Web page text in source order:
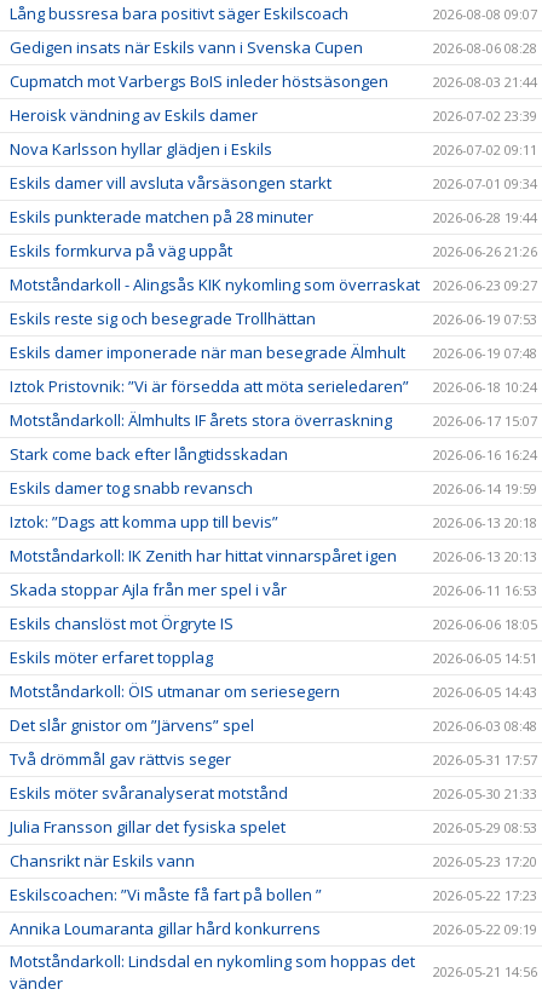
Lång bussresa bara positivt säger Eskilscoach 2026-08-08 09:07
Gedigen insats när Eskils vann i Svenska Cupen 2026-08-06 08:28
Cupmatch mot Varbergs BoIS inleder höstsäsongen 2026-08-03 21:44
Heroisk vändning av Eskils damer 2026-07-02 23:39
Nova Karlsson hyllar glädjen i Eskils 2026-07-02 09:11
Eskils damer vill avsluta vårsäsongen starkt 2026-07-01 09:34
Eskils punkterade matchen på 28 minuter 2026-06-28 19:44
Eskils formkurva på väg uppåt 2026-06-26 21:26
Motståndarkoll - Alingsås KIK nykomling som överraskat 2026-06-23 09:27
Eskils reste sig och besegrade Trollhättan 2026-06-19 07:53
Eskils damer imponerade när man besegrade Älmhult 2026-06-19 07:48
Iztok Pristovnik: ”Vi är försedda att möta serieledaren” 2026-06-18 10:24
Motståndarkoll: Älmhults IF årets stora överraskning 2026-06-17 15:07
Stark come back efter långtidsskadan 2026-06-16 16:24
Eskils damer tog snabb revansch 2026-06-14 19:59
Iztok: ”Dags att komma upp till bevis” 2026-06-13 20:18
Motståndarkoll: IK Zenith har hittat vinnarspåret igen 2026-06-13 20:13
Skada stoppar Ajla från mer spel i vår 2026-06-11 16:53
Eskils chanslöst mot Örgryte IS 2026-06-06 18:05
Eskils möter erfaret topplag 2026-06-05 14:51
Motståndarkoll: ÖIS utmanar om seriesegern 2026-06-05 14:43
Det slår gnistor om ”Järvens” spel 2026-06-03 08:48
Två drömmål gav rättvis seger 2026-05-31 17:57
Eskils möter svåranalyserat motstånd 2026-05-30 21:33
Julia Fransson gillar det fysiska spelet 2026-05-29 08:53
Chansrikt när Eskils vann 2026-05-23 17:20
Eskilscoachen: ”Vi måste få fart på bollen ” 2026-05-22 17:23
Annika Loumaranta gillar hård konkurrens 2026-05-22 09:19
Motståndarkoll: Lindsdal en nykomling som hoppas det
vänder
2026-05-21 14:56